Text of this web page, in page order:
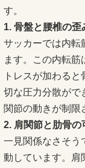
す。
1. 骨盤と腰椎の歪
サッカーでは内転
ます。この内転
トレスが加わる
切な圧力分散がで
関節の動きが制限
2. 肩関節と肋骨の
一見関係なさそう
動しています。肩